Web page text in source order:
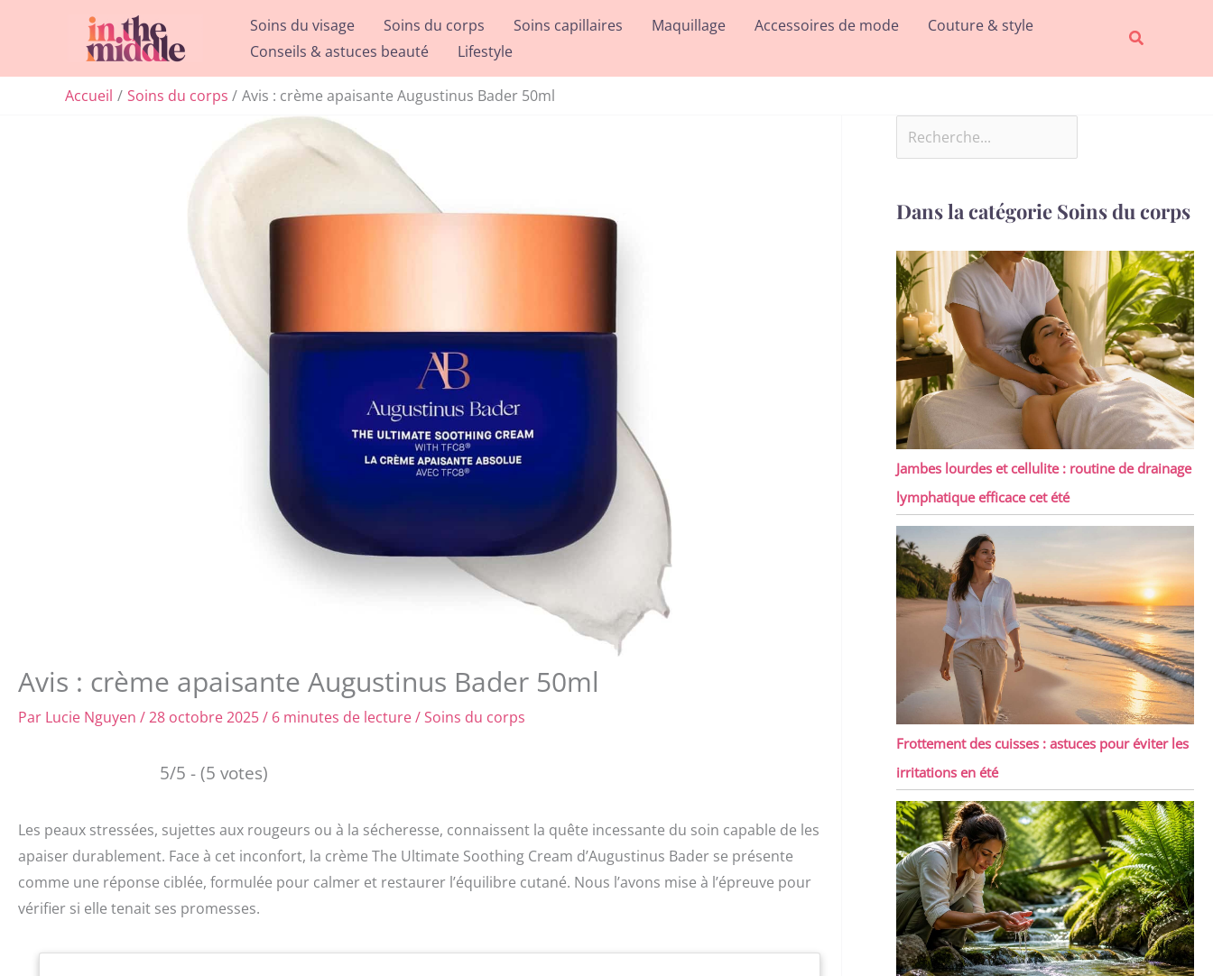
Soins du visage Soins du corps Soins capillaires Maquillage Accessoires de mode
Couture & style
Conseils & astuces beauté
Lifestyle
Rechercher
Accueil Soins du corps Avis : crème apaisante Augustinus Bader 50ml
Avis : crème apaisante Augustinus Bader 50ml
Par Lucie Nguyen /28 octobre 2025/ 6 minutes de lecture/Soins du corps
5/5 - (5 votes)
Les peaux stressées, sujettes aux rougeurs ou à la sécheresse, connaissent la quête incessante du soin capable de les
apaiser durablement. Face à cet inconfort, la crème The Ultimate Soothing Cream d’Augustinus Bader se présente
comme une réponse ciblée, formulée pour calmer et restaurer l’équilibre cutané. Nous l’avons mise à l’épreuve pour
vérifier si elle tenait ses promesses.
Dans la catégorie Soins du corps
Jambes lourdes et cellulite : routine de drainage
lymphatique efficace cet été
Frottement des cuisses : astuces pour éviter les
irritations en été